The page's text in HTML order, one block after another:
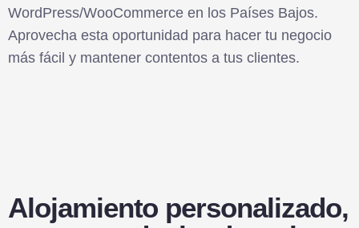
WordPress/WooCommerce en los Países Bajos.
Aprovecha esta oportunidad para hacer tu negocio
más fácil y mantener contentos a tus clientes.
Alojamiento personalizado,
Caché Redis
nocturna.